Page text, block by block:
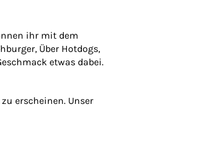
ihr mit dem
Über Hotdogs,
etwas dabei.
erscheinen. Unser